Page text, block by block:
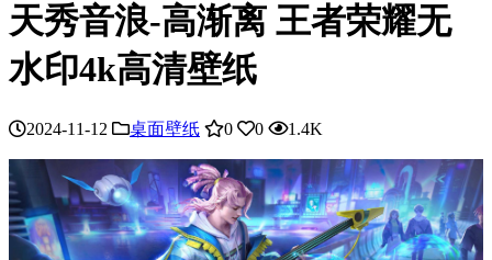
天秀音浪-高渐离 王者荣耀无
水印4k高清壁纸
2024-11-12 桌面壁纸 0 0 1.4K